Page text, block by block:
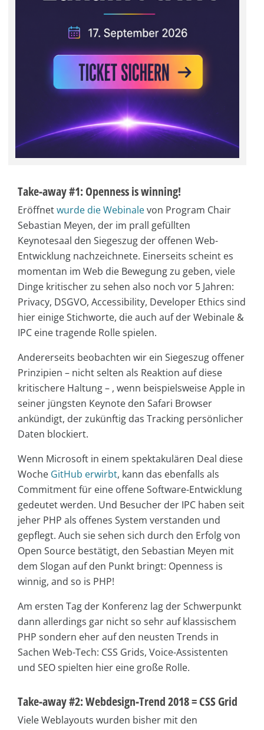
Take-away #1: Openness is winning!
Eröffnetwurde die Webinalevon Program Chair
Sebastian Meyen, der im prall gefüllten
Keynotesaal den Siegeszug der offenen Web-
Entwicklung nachzeichnete. Einerseits scheint es
momentan im Web die Bewegung zu geben, viele
Dinge kritischer zu sehen also noch vor 5 Jahren:
Privacy, DSGVO, Accessibility, Developer Ethics sind
hier einige Stichworte, die auch auf der Webinale &
IPC eine tragende Rolle spielen.
Andererseits beobachten wir ein Siegeszug offener
Prinzipien – nicht selten als Reaktion auf diese
kritischere Haltung – , wenn beispielsweise Apple in
seiner jüngsten Keynote den Safari Browser
ankündigt, der zukünftig das Tracking persönlicher
Daten blockiert.
Wenn Microsoft in einem spektakulären Deal diese
Woche GitHub erwirbt, kann das ebenfalls als
Commitment für eine offene Software-Entwicklung
gedeutet werden. Und Besucher der IPC haben seit
jeher PHP als offenes System verstanden und
gepflegt. Auch sie sehen sich durch den Erfolg von
Open Source bestätigt, den Sebastian Meyen mit
dem Slogan auf den Punkt bringt: Openness is
winnig, and so is PHP!
Am ersten Tag der Konferenz lag der Schwerpunkt
dann allerdings gar nicht so sehr auf klassischem
PHP sondern eher auf den neusten Trends in
Sachen Web-Tech: CSS Grids, Voice-Assistenten
und SEO spielten hier eine große Rolle.
Take-away #2: Webdesign-Trend 2018 = CSS Grid
Viele Weblayouts wurden bisher mit den